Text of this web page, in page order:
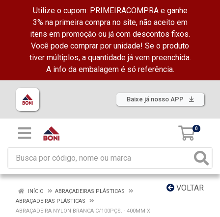
Utilize o cupom: PRIMEIRACOMPRA e ganhe
3% na primeira compra no site, não aceito em
itens em promoção ou já com descontos fixos.
Você pode comprar por unidade! Se o produto
tiver múltiplos, a quantidade já vem preenchida.
A info da embalagem é só referência.
Baixe já nosso APP
0
VOLTAR
INÍCIO
ABRAÇADEIRAS PLÁSTICAS
ABRAÇADEIRAS PLÁSTICAS
ABRAÇADEIRA NYLON BRANCA C/100PÇS. - 400MM X